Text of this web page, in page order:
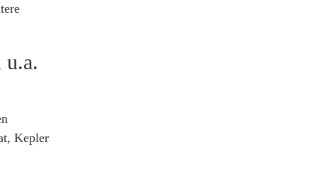
u.a.
Kepler